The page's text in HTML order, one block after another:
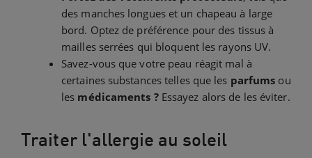
des manches longues et un chapeau à large
bord. Optez de préférence pour des tissus à
mailles serrées qui bloquent les rayons UV.
Savez-vous que votre peau réagit mal à
certaines substances telles que les parfums ou
les médicaments ?Essayez alors de les éviter.
Traiter l'allergie au soleil